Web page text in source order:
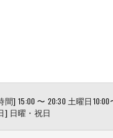
間] 15:00 〜 20:30 土曜日10:00
] 日曜・祝日